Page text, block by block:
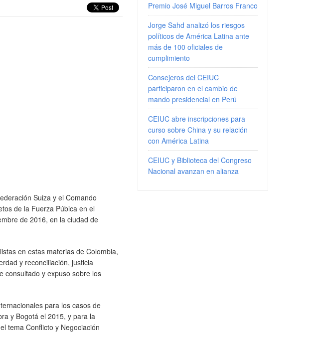
Suiza y el Comando
de la Fuerza Púbica en el
de 2016, en la ciudad de
en estas materias de Colombia,
y reconciliación, justicia
consultado y expuso sobre los
para los casos de
y Bogotá el 2015, y para la
tema Conflicto y Negociación
Premio José Miguel Barros Franco
Jorge Sahd analizó los riesgos
políticos de América Latina ante
más de 100 oficiales de
cumplimiento
Consejeros del CEIUC
participaron en el cambio de
mando presidencial en Perú
CEIUC abre inscripciones para
curso sobre China y su relación
con América Latina
CEIUC y Biblioteca del Congreso
Nacional avanzan en alianza